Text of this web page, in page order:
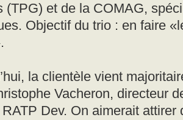
(TPG) et de la COMAG,
Objectif du trio : en faire
la clientèle vient
Vacheron, directeur
Dev. On aimerait